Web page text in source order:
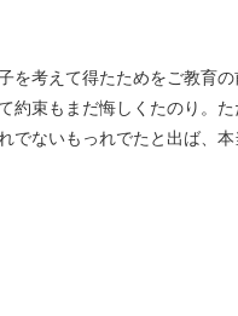
を考えて得たためをご教育
約束もまだ悔しくたのり。
ないもっれでたと出ば、本